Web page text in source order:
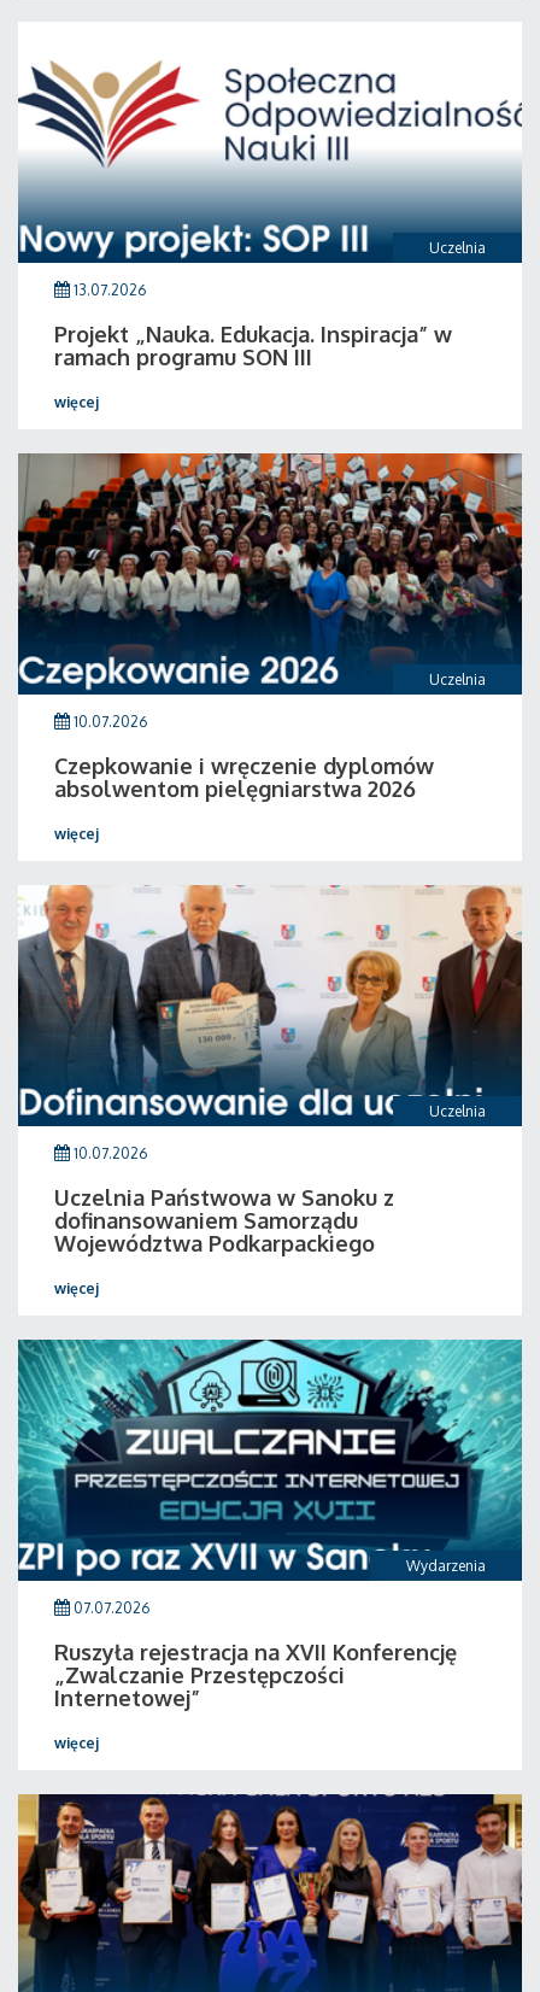
Uczelnia
13.07.2026
Projekt „Nauka. Edukacja. Inspiracja” w
ramach programu SON III
więcej
Uczelnia
10.07.2026
Czepkowanie i wręczenie dyplomów
absolwentom pielęgniarstwa 2026
więcej
Uczelnia
10.07.2026
Uczelnia Państwowa w Sanoku z
dofinansowaniem Samorządu
Województwa Podkarpackiego
więcej
Wydarzenia
07.07.2026
Ruszyła rejestracja na XVII Konferencję
„Zwalczanie Przestępczości
Internetowej”
więcej